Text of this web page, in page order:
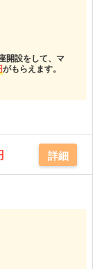
開設をして、マ
がもらえます。
詳細